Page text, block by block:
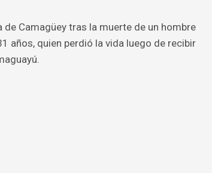
Camagüey tras la muerte de un hombre
años, quien perdió la vida luego de recibir